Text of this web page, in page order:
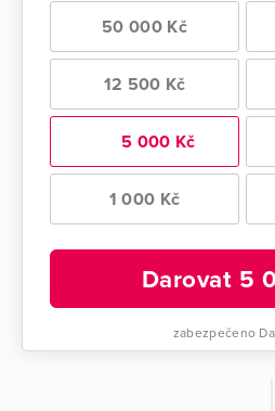
50 000 Kč
12 500 Kč
5 000 Kč
1 000 Kč
Darovat 5
zabezpečeno